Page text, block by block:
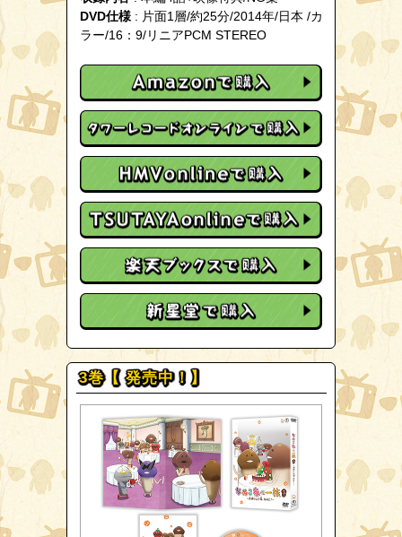
DVD仕様 : 片面1層/約25分/2014年/日本 /カ
ラー/16：9/リニアPCM STEREO
3巻【 発売中！】